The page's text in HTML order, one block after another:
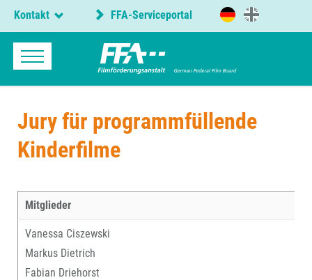
Kontakt FFA-Serviceportal
Jury für programmfüllende
Kinderfilme
Mitglieder
Vanessa Ciszewski
Markus Dietrich
Fabian Driehorst